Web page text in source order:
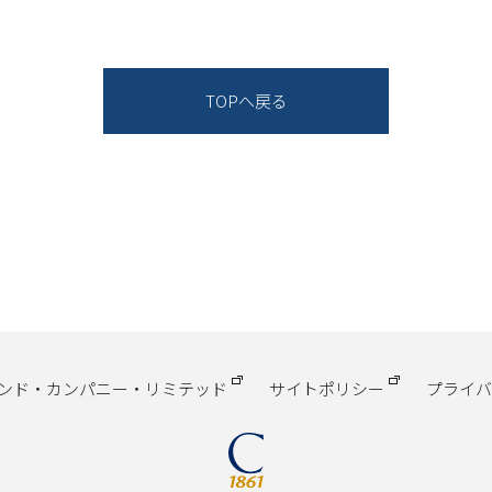
TOPへ戻る
ド・カンパニー・リミテッド サイトポリシー プライ